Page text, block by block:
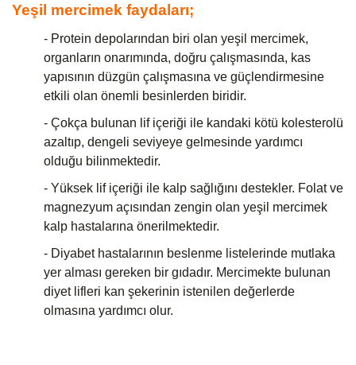
Yeşil mercimek faydaları;
- Protein depolarından biri olan yeşil mercimek,
organların onarımında, doğru çalışmasında, kas
yapısının düzgün çalışmasına ve güçlendirmesine
etkili olan önemli besinlerden biridir.
- Çokça bulunan lif içeriği ile kandaki kötü kolesterolü
azaltıp, dengeli seviyeye gelmesinde yardımcı
olduğu bilinmektedir.
- Yüksek lif içeriği ile kalp sağlığını destekler. Folat ve
magnezyum açısından zengin olan yeşil mercimek
kalp hastalarına önerilmektedir.
- Diyabet hastalarının beslenme listelerinde mutlaka
yer alması gereken bir gıdadır. Mercimekte bulunan
diyet lifleri kan şekerinin istenilen değerlerde
olmasına yardımcı olur.